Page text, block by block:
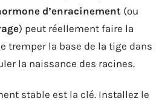
d’enracinement (ou
) peut réellement faire la
tremper la base de la tige dans
la naissance des racines.
stable est la clé. Installez le